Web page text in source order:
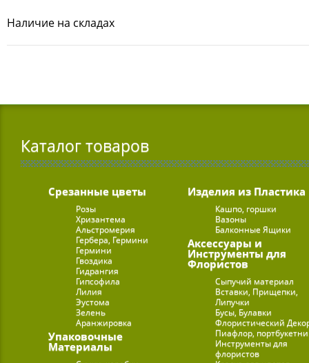
Наличие на складах
Каталог товаров
Срезанные цветы
Розы
Хризантема
Альстромерия
Гербера, Гермини
Гермини
Гвоздика
Гидрангия
Гипсофила
Лилия
Эустома
Зелень
Аранжировка
Упаковочные
Материалы
Изделия из Пластика
Кашпо, горшки
Вазоны
Балконные Ящики
Аксессуары и
Инструменты для
Флористов
Сыпучий материал
Вставки, Прищепки,
Липучки
Бусы, Булавки
Флористический
Пиафлор,
Инструменты для
флористов